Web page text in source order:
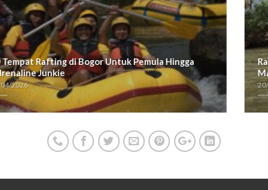
Rafting Cisadane VS Arung Jeram Citarik, Seruan
Mana?
20/04/2026